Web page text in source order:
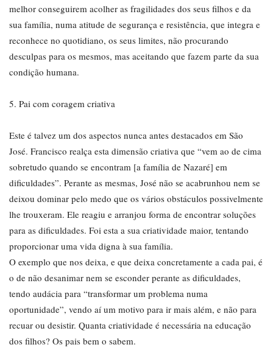
melhor conseguirem acolher as fragilidades dos seus filhos e da
sua família, numa atitude de segurança e resistência, que integra e
reconhece no quotidiano, os seus limites, não procurando
desculpas para os mesmos, mas aceitando que fazem parte da sua
condição humana.
5. Pai com coragem criativa
Este é talvez um dos aspectos nunca antes destacados em São
José. Francisco realça esta dimensão criativa que “vem ao de cima
sobretudo quando se encontram [a família de Nazaré] em
dificuldades”. Perante as mesmas, José não se acabrunhou nem se
deixou dominar pelo medo que os vários obstáculos possivelmente
lhe trouxeram. Ele reagiu e arranjou forma de encontrar soluções
para as dificuldades. Foi esta a sua criatividade maior, tentando
proporcionar uma vida digna à sua família.
O exemplo que nos deixa, e que deixa concretamente a cada pai, é
o de não desanimar nem se esconder perante as dificuldades,
tendo audácia para “transformar um problema numa
oportunidade”, vendo aí um motivo para ir mais além, e não para
recuar ou desistir. Quanta criatividade é necessária na educação
dos filhos? Os pais bem o sabem.